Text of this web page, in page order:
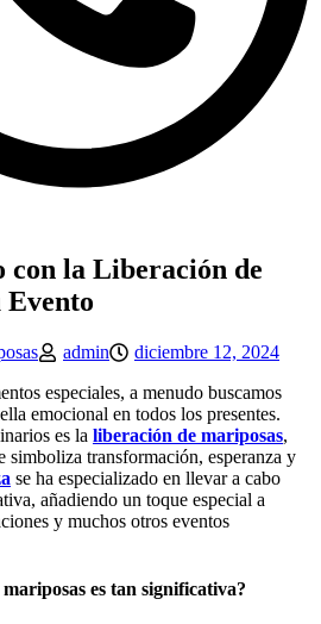
con la Liberación de
Evento
admin
diciembre 12, 2024
especiales, a menudo buscamos
emocional en todos los presentes.
es la liberación de mariposas,
simboliza transformación, esperanza y
se ha especializado en llevar a cabo
añadiendo un toque especial a
y muchos otros eventos
es tan significativa?